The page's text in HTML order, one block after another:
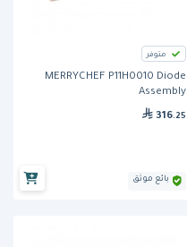
متوفر
MERRYCHEF P11H0010 Diode
Assembly
316.25
بائع موثق